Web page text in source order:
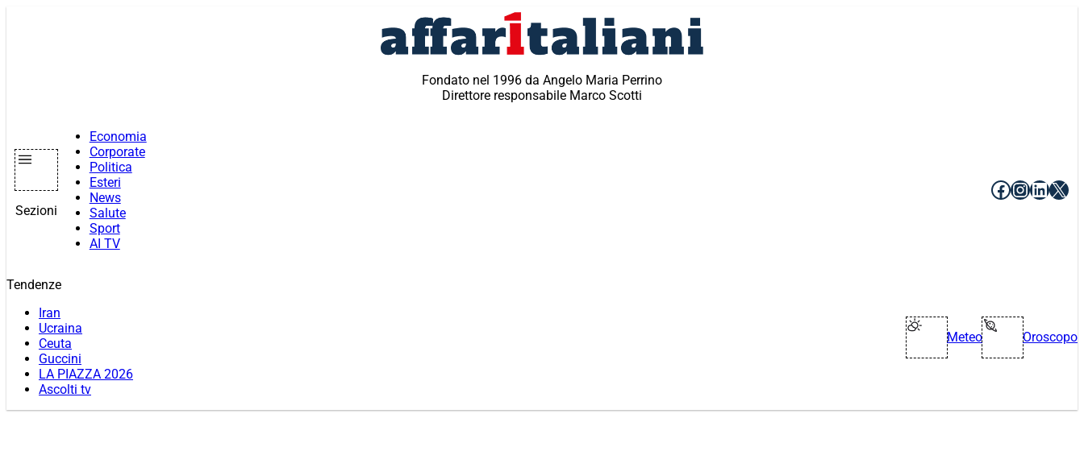
Fondato nel 1996 da Angelo Maria Perrino
Direttore responsabile Marco Scotti
Sezioni
Economia
Corporate
Politica
Esteri
News
Salute
Sport
AI TV
Facebook
X
Tendenze
Iran
Ucraina
Ceuta
Guccini
LA PIAZZA 2026
Ascolti tv
Meteo Oroscopo